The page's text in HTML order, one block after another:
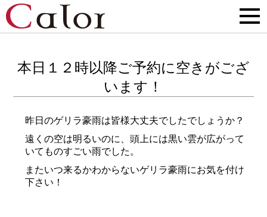
本日１２時以降ご予約に空きがござ
います！
昨日のゲリラ豪雨は皆様大丈夫でしたでしょうか？
遠くの空は明るいのに、頭上には黒い雲が広がって
いてものすごい雨でした。
またいつ来るかわからないゲリラ豪雨にお気を付け
下さい！